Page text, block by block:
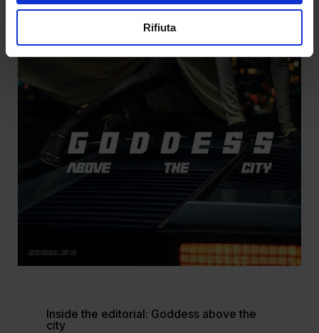
Rifiuta
Inside the editorial: Goddess above the
city